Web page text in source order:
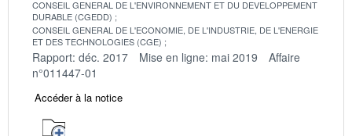
CONSEIL GENERAL DE L'ENVIRONNEMENT ET DU DEVELOPPEMENT
DURABLE (CGEDD)
CONSEIL GENERAL DE L'ECONOMIE, DE L'INDUSTRIE, DE L'ENERGIE
ET DES TECHNOLOGIES (CGE)
Rapport: déc. 2017 Mise en ligne: mai 2019
Affaire
n°011447-01
Accéder à la notice